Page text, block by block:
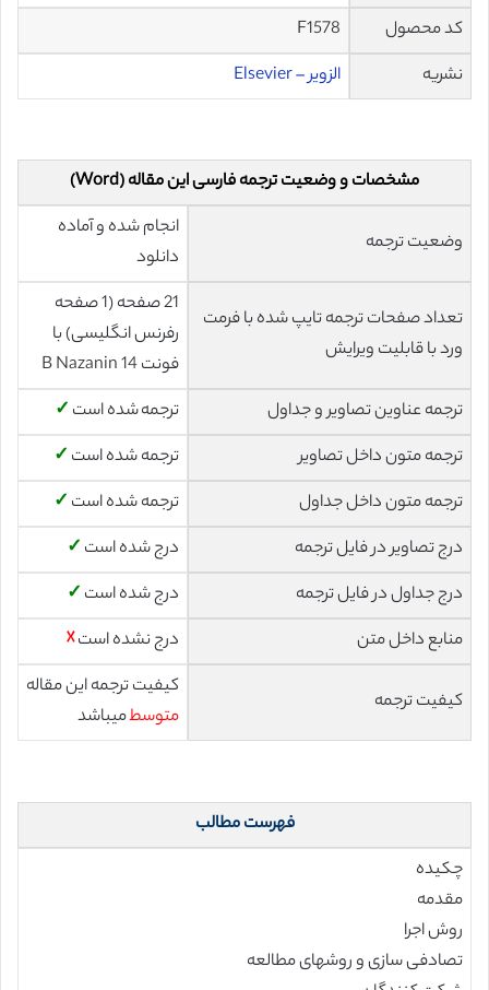
کد محصول
F1578
نشریه
الزویر – Elsevier
مشخصات و وضعیت ترجمه فارسی این مقاله (Word)
وضعیت ترجمه
انجام شده و آماده
دانلود
تعداد صفحات ترجمه تایپ شده با فرمت
ورد با قابلیت ویرایش
21 صفحه (1 صفحه
رفرنس انگلیسی) با
فونت 14 B Nazanin
ترجمه عناوین تصاویر و جداول
ترجمه شده است ✓
ترجمه متون داخل تصاویر
ترجمه شده است ✓
ترجمه متون داخل جداول
ترجمه شده است ✓
درج تصاویر در فایل ترجمه
درج شده است ✓
درج جداول در فایل ترجمه
درج شده است ✓
منابع داخل متن
درج نشده است☓
کیفیت ترجمه
کیفیت ترجمه این مقاله
متوسطمیباشد
فهرست مطالب
چکیده
مقدمه
روش اجرا
تصادفی سازی و روشهای مطالعه